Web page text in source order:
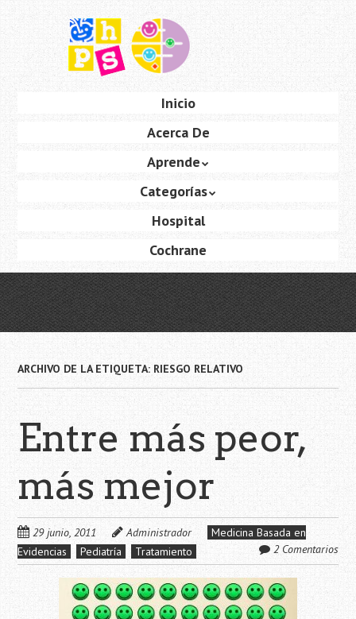
principal
Inicio
Acerca De
Aprende
Categorías
Hospital
Cochrane
ARCHIVO DE LA ETIQUETA: RIESGO RELATIVO
Entre más peor,
más mejor
29 junio, 2011 Administrador
Medicina Basada en
Evidencias
Pediatría Tratamiento 2 Comentarios